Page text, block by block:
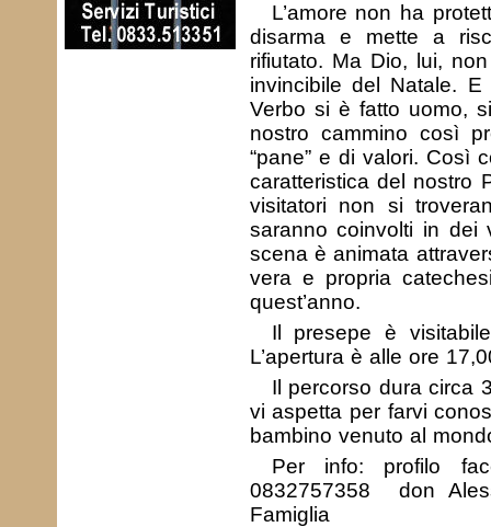
L’amore non ha
disarma e mette a
rifiutato. Ma Dio, lui,
invincibile del Natale.
Verbo si è fatto uomo,
nostro cammino così
“pane” e di valori. Così
caratteristica del nostro
visitatori non si
saranno coinvolti in dei
scena è animata
vera e propria
quest’anno.
Il presepe è
L’apertura è alle ore
Il percorso dura circa
vi aspetta per farvi
bambino venuto al
Per info: profilo
0832757358 don
Famiglia